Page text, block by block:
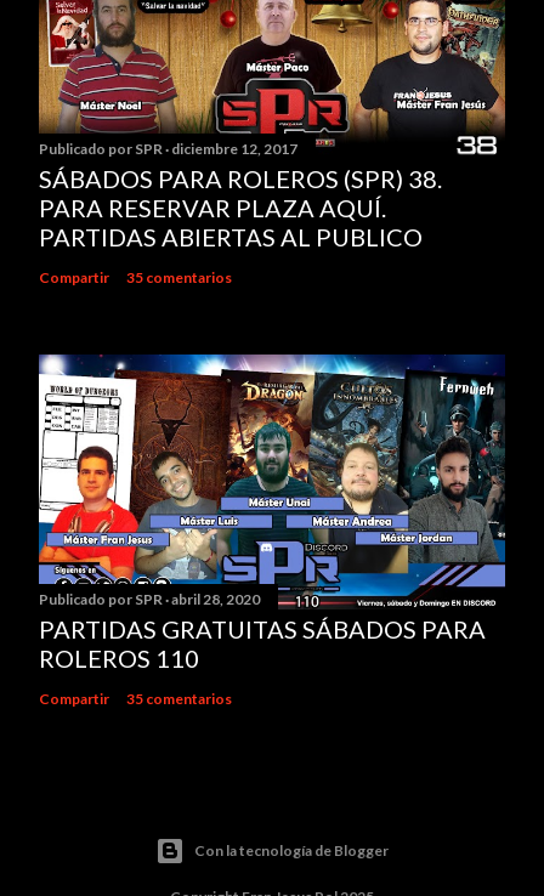
Publicado por SPR diciembre 12, 2017
SÁBADOS PARA ROLEROS (SPR) 38.
PARA RESERVAR PLAZA AQUÍ.
PARTIDAS ABIERTAS AL PUBLICO
Compartir 35 comentarios
Publicado por SPR abril 28, 2020
PARTIDAS GRATUITAS SÁBADOS PARA
ROLEROS 110
Compartir 35 comentarios
Con la tecnología de Blogger